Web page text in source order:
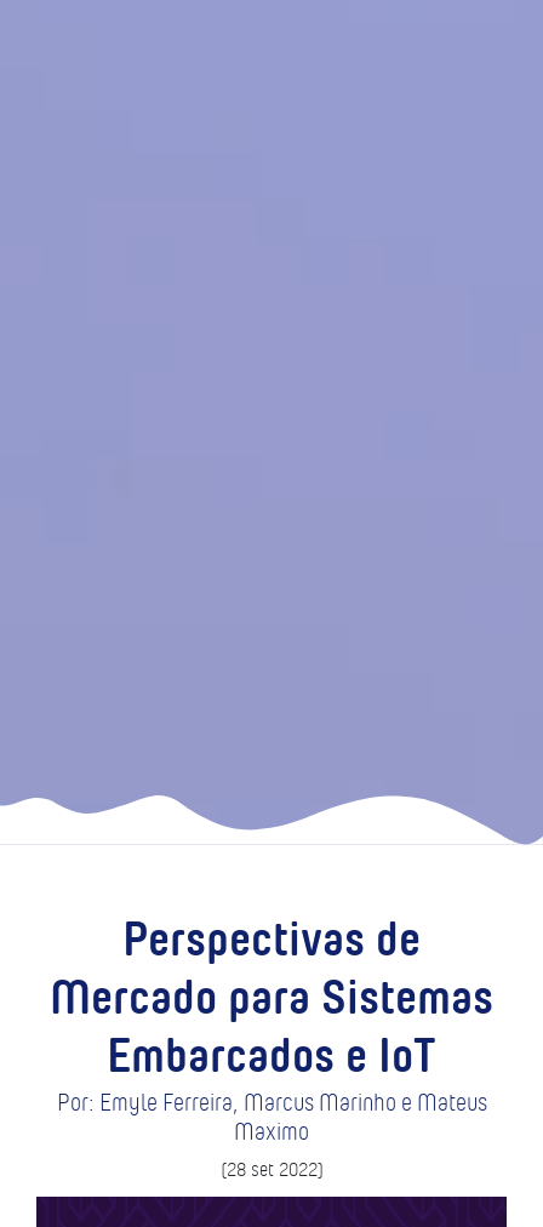
Perspectivas de
Mercado para Sistemas
Embarcados e IoT
Por: Emyle Ferreira, Marcus Marinho e Mateus
Maximo
(28 set 2022)